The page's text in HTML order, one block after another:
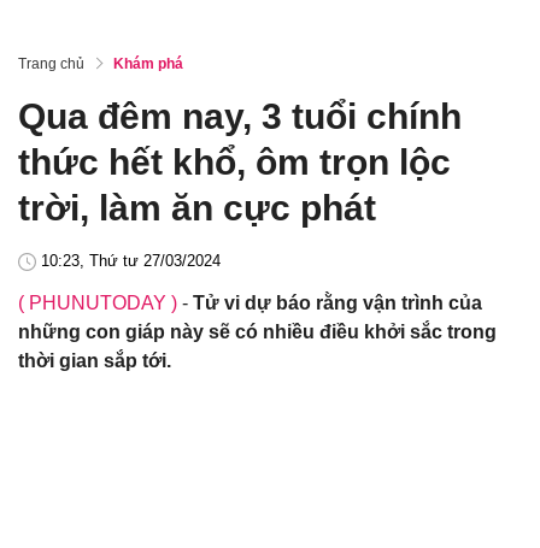
Trang chủ Khám phá
Qua đêm nay, 3 tuổi chính
thức hết khổ, ôm trọn lộc
trời, làm ăn cực phát
10:23, Thứ tư 27/03/2024
( PHUNUTODAY ) - Tử vi dự báo rằng vận trình của
những con giáp này sẽ có nhiều điều khởi sắc trong
thời gian sắp tới.